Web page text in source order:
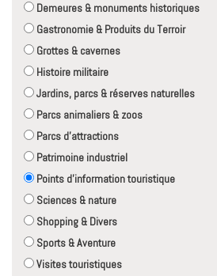
Demeures & monuments historiques
Gastronomie & Produits du Terroir
Grottes & cavernes
Histoire militaire
Jardins, parcs & réserves naturelles
Parcs animaliers & zoos
Parcs d'attractions
Patrimoine industriel
Points d'information touristique
Sciences & nature
Shopping & Divers
Sports & Aventure
Visites touristiques